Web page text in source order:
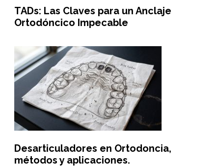
TADs: Las Claves para un Anclaje
Ortodóncico Impecable
Desarticuladores en Ortodoncia,
métodos y aplicaciones.